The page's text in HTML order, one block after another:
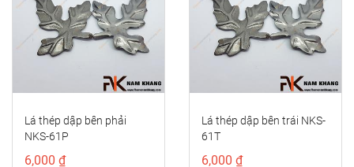
Lá thép dập bên phải
NKS-61P
6,000 ₫
Lá thép dập bên trái NKS-
61T
6,000 ₫